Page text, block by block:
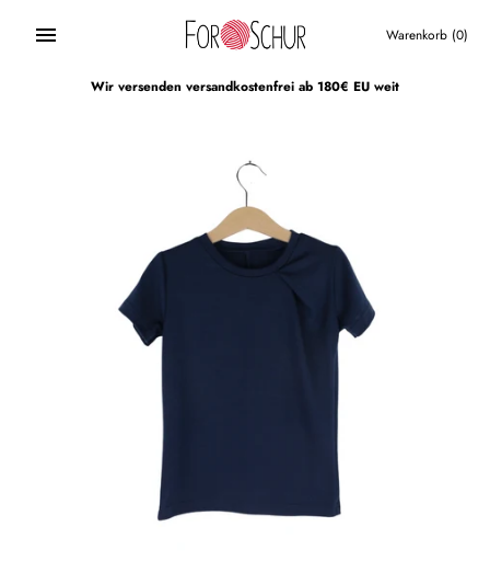
Warenkorb (0)
Wir versenden versandkostenfrei ab 180€ EU weit